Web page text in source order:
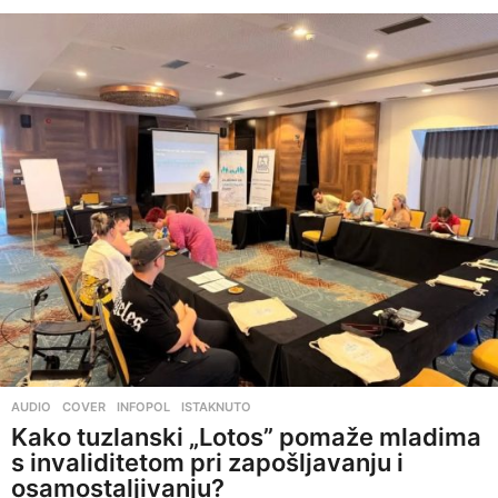
AUDIO ,COVER ,INFOPOL ,ISTAKNUTO
Kako tuzlanski „Lotos” pomaže mladima
s invaliditetom pri zapošljavanju i
osamostaljivanju?